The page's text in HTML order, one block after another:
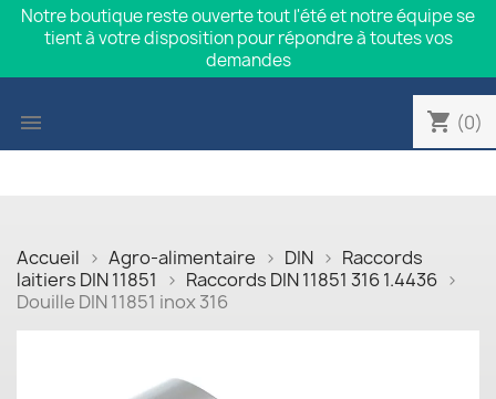
Notre boutique reste ouverte tout l'été et notre équipe se
tient à votre disposition pour répondre à toutes vos
demandes
 shopping_cart (0)
Accueil Agro-alimentaire DIN
Raccords
laitiers DIN 11851
Raccords DIN 11851 316 1.4436
Douille DIN 11851 inox 316